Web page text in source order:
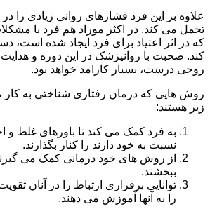
علاوه بر این فرد فشارهای روانی زیادی را
تحمل می کند. در اکثر موراد هم فرد با
که در اثر اعتیاد برای فرد ایجاد شده است،
کند. صحبت با روانپزشک در این دوره و
روحی درست، بسیار کارامد خواهد بود.
روش هایی که درمان رفتاری شناختی به کار
زیر هستند:
به فرد کمک می کند تا باورهای غلط
نسبت به خود دارند را کنار بگذارند.
از روش های خود درمانی کمک می گیرند
ببخشند.
توانایی برقراری ارتباط را در آنان
را به آنها آموزش می دهند.